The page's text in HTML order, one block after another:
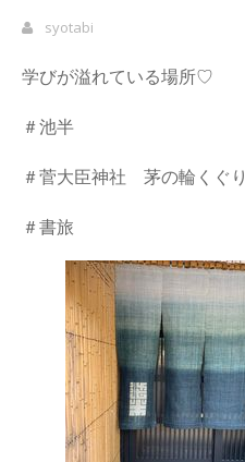
syotabi
学びが溢れている場所♡
＃池半
＃菅大臣神社 茅の輪くぐり
＃書旅